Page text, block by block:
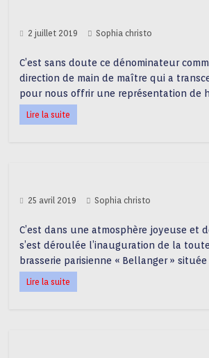
2 juillet 2019 Sophia christo
C’est sans doute ce dénominateur
direction de main de maître qui a
pour nous offrir une représentation de
Lire la suite
25 avril 2019 Sophia christo
C’est dans une atmosphère joyeuse et
s’est déroulée l’inauguration de la
brasserie parisienne « Bellanger »
Lire la suite